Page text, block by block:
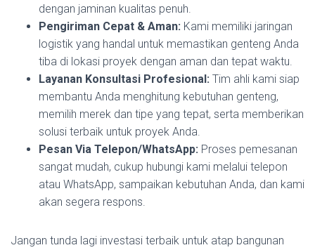
dengan jaminan kualitas penuh.
Pengiriman Cepat & Aman: Kami memiliki jaringan
logistik yang handal untuk memastikan genteng Anda
tiba di lokasi proyek dengan aman dan tepat waktu.
Layanan Konsultasi Profesional: Tim ahli kami siap
membantu Anda menghitung kebutuhan genteng,
memilih merek dan tipe yang tepat, serta memberikan
solusi terbaik untuk proyek Anda.
Pesan Via Telepon/WhatsApp: Proses pemesanan
sangat mudah, cukup hubungi kami melalui telepon
atau WhatsApp, sampaikan kebutuhan Anda, dan kami
akan segera respons.
Jangan tunda lagi investasi terbaik untuk atap bangunan